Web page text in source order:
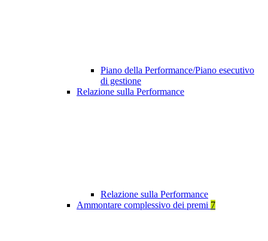
Piano della Performance/Piano esecutivo
di gestione
Relazione sulla Performance
Relazione sulla Performance
Ammontare complessivo dei premi 7